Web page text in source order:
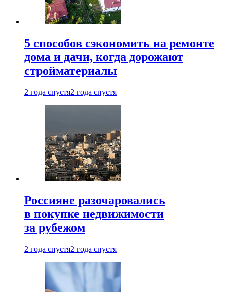
5 способов сэкономить на ремонте
дома и дачи, когда дорожают
стройматериалы
2 года спустя2 года спустя
Россияне разочаровались
в покупке недвижимости
за рубежом
2 года спустя2 года спустя